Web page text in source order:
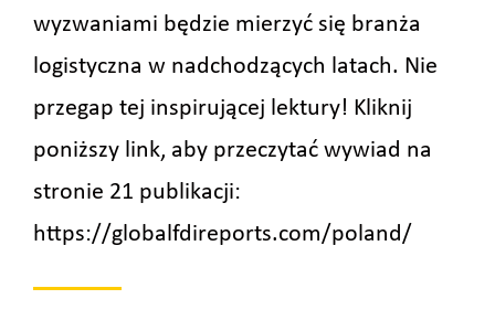
wyzwaniami będzie mierzyć się branża
logistyczna w nadchodzących latach. Nie
przegap tej inspirującej lektury! Kliknij
poniższy link, aby przeczytać wywiad na
stronie 21 publikacji:
https://globalfdireports.com/poland/